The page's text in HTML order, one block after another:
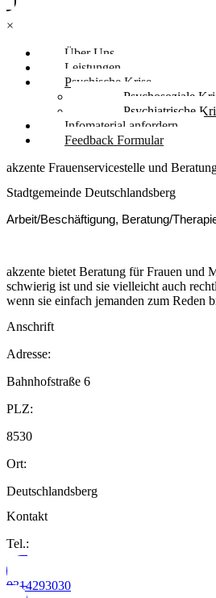
×
Über Uns
Leistungen
Psychische Krise
Psychosoziale
Psychiatrische
Infomaterial anfordern
Feedback Formular
akzente Frauenservicestelle und
Stadtgemeinde Deutschlandsberg
Arbeit/Beschäftigung, Beratung/
akzente bietet Beratung für Frauen und
schwierig ist und sie vielleicht auch
wenn sie einfach jemanden zum Reden
Anschrift
Adresse:
Bahnhofstraße 6
PLZ:
8530
Ort:
Deutschlandsberg
Kontakt
Tel.:
0314293030